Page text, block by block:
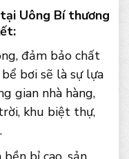
Uông Bí thương
đảm bảo chất
bơi sẽ là sự lựa
gian nhà hàng,
khu biệt thự,